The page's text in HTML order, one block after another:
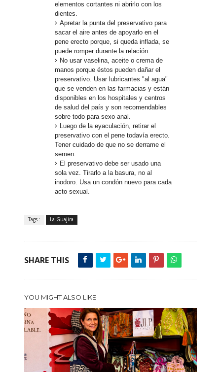
elementos cortantes ni abrirlo con los
dientes.
Apretar la punta del preservativo para
sacar el aire antes de apoyarlo en el
pene erecto porque, si queda inflada, se
puede romper durante la relación.
No usar vaselina, aceite o crema de
manos porque éstos pueden dañar el
preservativo. Usar lubricantes "al agua"
que se venden en las farmacias y están
disponibles en los hospitales y centros
de salud del país y son recomendables
sobre todo para sexo anal.
Luego de la eyaculación, retirar el
preservativo con el pene todavía erecto.
Tener cuidado de que no se derrame el
semen.
El preservativo debe ser usado una
sola vez. Tirarlo a la basura, no al
inodoro. Usa un condón nuevo para cada
acto sexual.
Tags : La Guajira
SHARE THIS
YOU MIGHT ALSO LIKE